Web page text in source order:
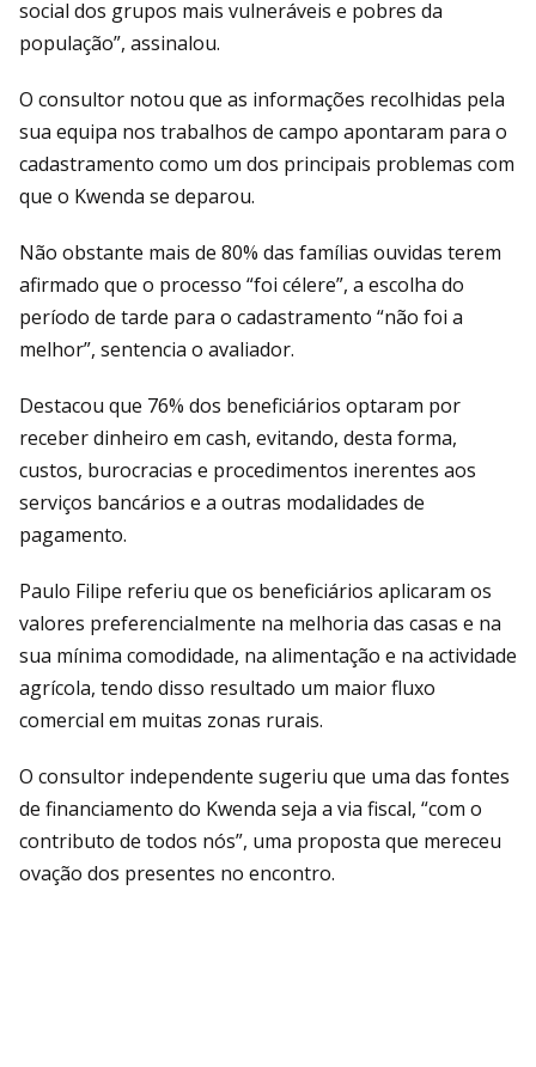
social dos grupos mais vulneráveis e pobres da
população”, assinalou.
O consultor notou que as informações recolhidas pela
sua equipa nos trabalhos de campo apontaram para o
cadastramento como um dos principais problemas com
que o Kwenda se deparou.
Não obstante mais de 80% das famílias ouvidas terem
afirmado que o processo “foi célere”, a escolha do
período de tarde para o cadastramento “não foi a
melhor”, sentencia o avaliador.
Destacou que 76% dos beneficiários optaram por
receber dinheiro em cash, evitando, desta forma,
custos, burocracias e procedimentos inerentes aos
serviços bancários e a outras modalidades de
pagamento.
Paulo Filipe referiu que os beneficiários aplicaram os
valores preferencialmente na melhoria das casas e na
sua mínima comodidade, na alimentação e na actividade
agrícola, tendo disso resultado um maior fluxo
comercial em muitas zonas rurais.
O consultor independente sugeriu que uma das fontes
de financiamento do Kwenda seja a via fiscal, “com o
contributo de todos nós”, uma proposta que mereceu
ovação dos presentes no encontro.